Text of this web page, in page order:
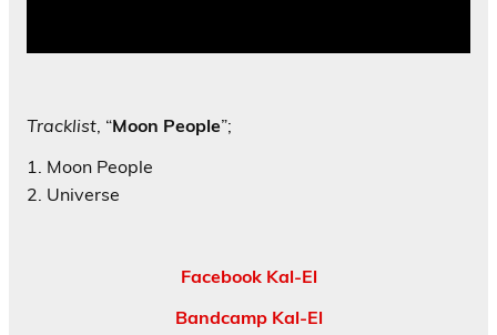
Tracklist, “Moon People”;
1. Moon People
2. Universe
Facebook Kal-El
Bandcamp Kal-El